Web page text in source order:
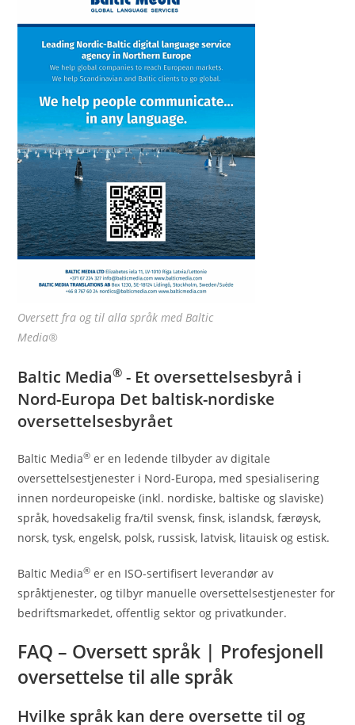
Oversett fra og til alla språk med Baltic
Media®
Baltic Media® - Et oversettelsesbyrå i
Nord-Europa Det baltisk-nordiske
oversettelsesbyrået
Baltic Media® er en ledende tilbyder av digitale
oversettelsestjenester i Nord-Europa, med spesialisering
innen nordeuropeiske (inkl. nordiske, baltiske og slaviske)
språk, hovedsakelig fra/til svensk, finsk, islandsk, færøysk,
norsk, tysk, engelsk, polsk, russisk, latvisk, litauisk og estisk.
Baltic Media® er en ISO-sertifisert leverandør av
språktjenester, og tilbyr manuelle oversettelsestjenester for
bedriftsmarkedet, offentlig sektor og privatkunder.
FAQ – Oversett språk | Profesjonell
oversettelse til alle språk
Hvilke språk kan dere oversette til og